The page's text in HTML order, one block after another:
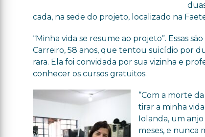
cada, na sede do projeto, localizado na
“Minha vida se resume ao projeto”. Essas
Carreiro, 58 anos, que tentou suicídio por
rara. Ela foi convidada por sua vizinha e
conhecer os cursos gratuitos.
“Com a morte
tirar a minha
Iolanda, um
meses, e nunca